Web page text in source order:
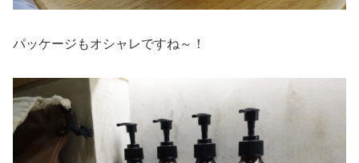
パッケージもオシャレですね～！